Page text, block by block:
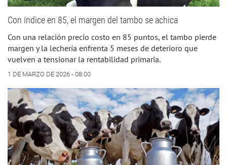
Con índice en 85, el margen del tambo se achica
Con una relación precio costo en 85 puntos, el tambo pierde
margen y la lechería enfrenta 5 meses de deterioro que
vuelven a tensionar la rentabilidad primaria.
1 DE MARZO DE 2026 - 08:00